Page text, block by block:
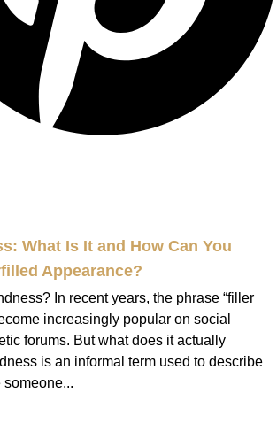
What Is It and How Can You
Appearance?
In recent years, the phrase “filler
increasingly popular on social
forums. But what does it actually
is an informal term used to describe